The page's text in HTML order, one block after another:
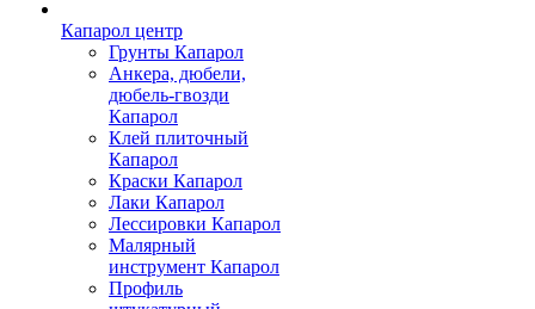
Капарол центр
Грунты Капарол
Анкера, дюбели,
дюбель-гвозди
Капарол
Клей плиточный
Капарол
Краски Капарол
Лаки Капарол
Лессировки Капарол
Малярный
инструмент Капарол
Профиль